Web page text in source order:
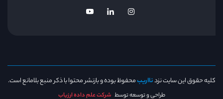
کلیه حقوق این سایت نزدنااریبمحفوظ بوده و بازنشر محتوا با ذکر منبع بلامانع است.
طراحی و توسعه توسط شرکت علم داده ارزیاب